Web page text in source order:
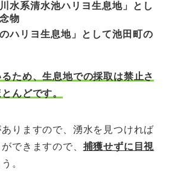
水系清水池ハリヨ生息地」とし
物
ハリヨ生息地」として池田町の
ため、生息地での採取は禁止さ
んどです。
りますので、湧水を見つければ
できますので、 捕獲せずに目視
。